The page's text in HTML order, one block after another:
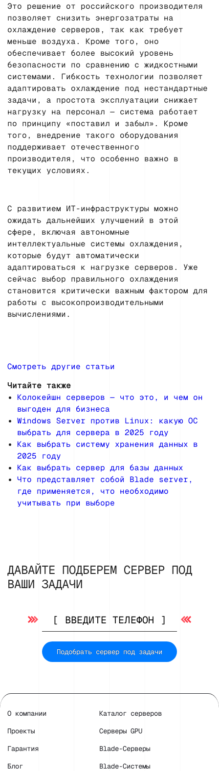
Это решение от российского производителя
позволяет снизить энергозатраты на
охлаждение серверов, так как требует
меньше воздуха. Кроме того, оно
обеспечивает более высокий уровень
безопасности по сравнению с жидкостными
системами. Гибкость технологии позволяет
адаптировать охлаждение под нестандартные
задачи, а простота эксплуатации снижает
нагрузку на персонал — система работает
по принципу «поставил и забыл». Кроме
того, внедрение такого оборудования
поддерживает отечественного
производителя, что особенно важно в
текущих условиях.
С развитием ИТ-инфраструктуры можно
ожидать дальнейших улучшений в этой
сфере, включая автономные
интеллектуальные системы охлаждения,
которые будут автоматически
адаптироваться к нагрузке серверов. Уже
сейчас выбор правильного охлаждения
становится критически важным фактором для
работы с высокопроизводительными
вычислениями.
Смотреть другие статьи
Читайте также
Колокейшн серверов — что это, и чем он
выгоден для бизнеса
Windows Server против Linux: какую ОС
выбрать для сервера в 2025 году
Как выбрать систему хранения данных в
2025 году
Как выбрать сервер для базы данных
Что представляет собой Blade server,
где применяется, что необходимо
учитывать при выборе
ДАВАЙТЕ ПОДБЕРЕМ СЕРВЕР ПОД
ВАШИ ЗАДАЧИ
Подобрать сервер под задачи
О компании
Проекты
Гарантия
Блог
Каталог серверов
Серверы GPU
Blade-Серверы
Blade-Системы